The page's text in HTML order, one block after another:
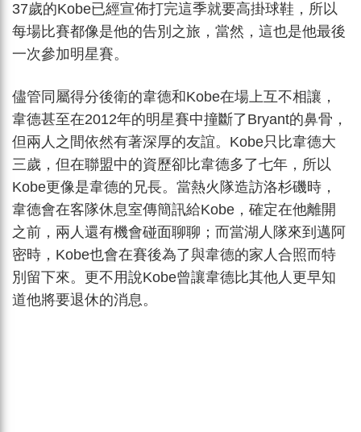
37歲的Kobe已經宣佈打完這季就要高掛球鞋，所以
每場比賽都像是他的告別之旅，當然，這也是他最後
一次參加明星賽。
儘管同屬得分後衛的韋德和Kobe在場上互不相讓，
韋德甚至在2012年的明星賽中撞斷了Bryant的鼻骨，
但兩人之間依然有著深厚的友誼。Kobe只比韋德大
三歲，但在聯盟中的資歷卻比韋德多了七年，所以
Kobe更像是韋德的兄長。當熱火隊造訪洛杉磯時，
韋德會在客隊休息室傳簡訊給Kobe，確定在他離開
之前，兩人還有機會碰面聊聊；而當湖人隊來到邁阿
密時，Kobe也會在賽後為了與韋德的家人合照而特
別留下來。更不用說Kobe曾讓韋德比其他人更早知
道他將要退休的消息。